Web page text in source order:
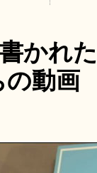
かれ
の動画